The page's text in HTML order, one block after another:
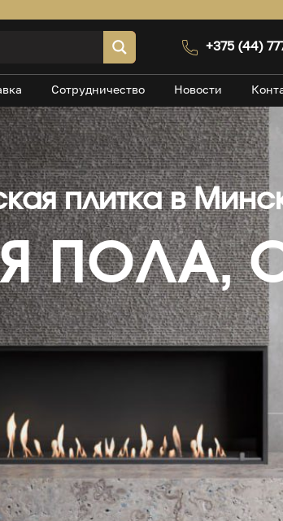
+375 (44)
Сотрудничество Новости
плитка в
ПОЛА,